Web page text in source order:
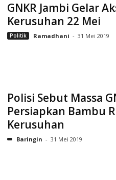
GNKR Jambi Gelar
Kerusuhan 22 Mei
Politik Ramadhani - 31 Mei 2019
Polisi Sebut Massa
Persiapkan Bambu
Kerusuhan
Baringin - 31 Mei 2019